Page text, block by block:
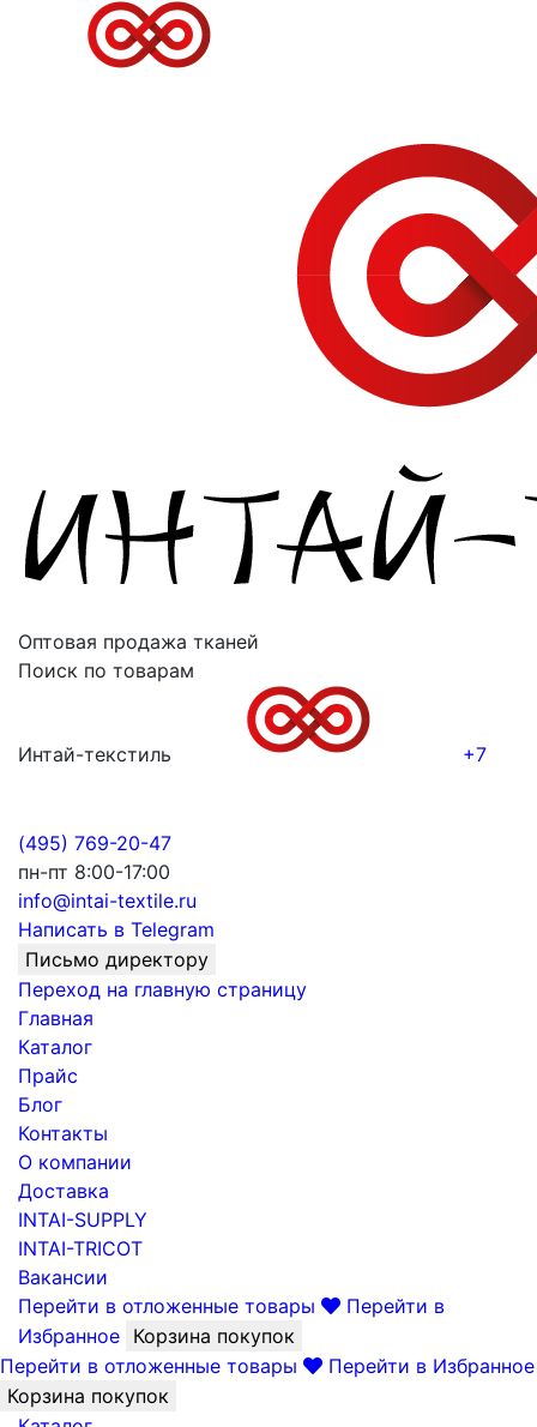
Оптовая продажа тканей
Поиск по товарам
Интай-текстиль +7
(495) 769-20-47
пн-пт 8:00-17:00
info@intai-textile.ru
Написать в Telegram
Письмо директору
Переход на главную страницу
Главная
Каталог
Прайс
Блог
Контакты
О компании
Доставка
INTAI-SUPPLY
INTAI-TRICOT
Вакансии
Перейти в отложенные товары
Перейти в
Избранное Корзина покупок
Перейти в отложенные товары
Перейти в Избранное
Корзина покупок